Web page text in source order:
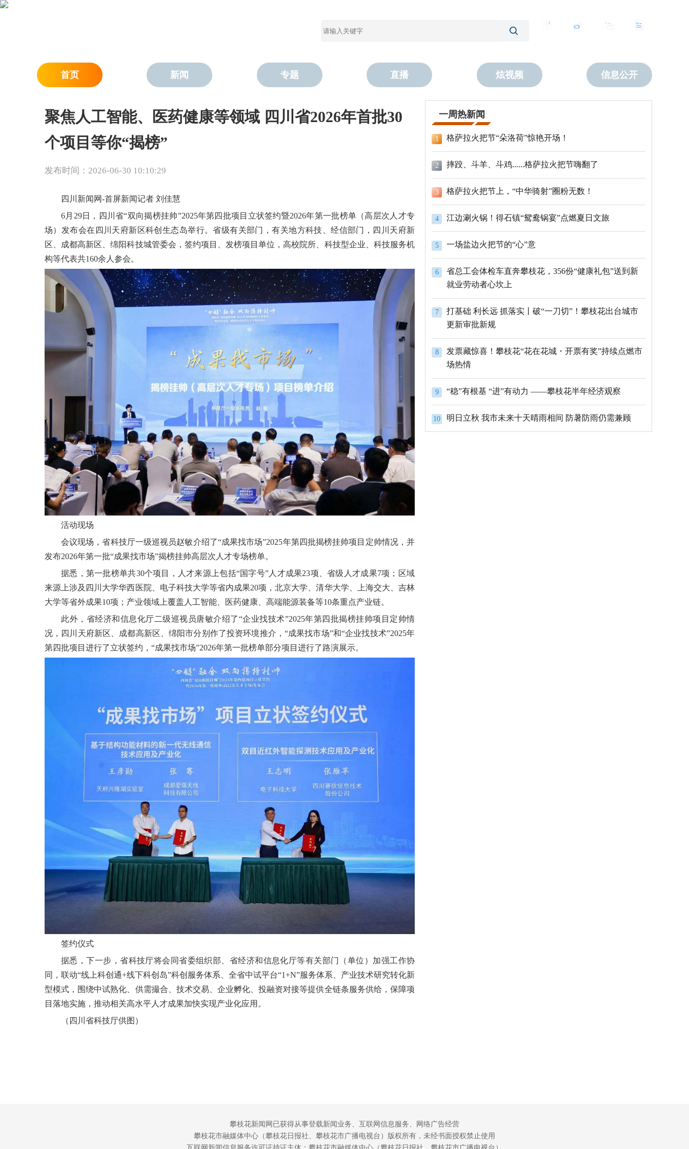
首页 新闻 专题 直播 炫视频 信息公开
聚焦人工智能、医药健康等领域 四川省2026年首批30
个项目等你“揭榜”
发布时间：2026-06-30 10:10:29
四川新闻网-首屏新闻记者 刘佳慧
6月29日，四川省“双向揭榜挂帅”2025年第四批项目立状签约暨2026年第一批榜单（高层次人才专
场）发布会在四川天府新区科创生态岛举行。省级有关部门，有关地方科技、经信部门，四川天府新
区、成都高新区、绵阳科技城管委会，签约项目、发榜项目单位，高校院所、科技型企业、科技服务机
构等代表共160余人参会。
活动现场
会议现场，省科技厅一级巡视员赵敏介绍了“成果找市场”2025年第四批揭榜挂帅项目定帅情况，并
发布2026年第一批“成果找市场”揭榜挂帅高层次人才专场榜单。
据悉，第一批榜单共30个项目，人才来源上包括“国字号”人才成果23项、省级人才成果7项；区域
来源上涉及四川大学华西医院、电子科技大学等省内成果20项，北京大学、清华大学、上海交大、吉林
大学等省外成果10项；产业领域上覆盖人工智能、医药健康、高端能源装备等10条重点产业链。
此外，省经济和信息化厅二级巡视员唐敏介绍了“企业找技术”2025年第四批揭榜挂帅项目定帅情
况，四川天府新区、成都高新区、绵阳市分别作了投资环境推介，“成果找市场”和“企业找技术”2025年
第四批项目进行了立状签约，“成果找市场”2026年第一批榜单部分项目进行了路演展示。
签约仪式
据悉，下一步，省科技厅将会同省委组织部、省经济和信息化厅等有关部门（单位）加强工作协
同，联动“线上科创通+线下科创岛”科创服务体系、全省中试平台“1+N”服务体系、产业技术研究转化新
型模式，围绕中试熟化、供需撮合、技术交易、企业孵化、投融资对接等提供全链条服务供给，保障项
目落地实施，推动相关高水平人才成果加快实现产业化应用。
（四川省科技厅供图）
一周热新闻
1 格萨拉火把节“朵洛荷”惊艳开场！
2 摔跤、斗羊、斗鸡......格萨拉火把节嗨翻了
3 格萨拉火把节上，“中华骑射”圈粉无数！
4 江边涮火锅！得石镇“鸳鸯锅宴”点燃夏日文旅
5 一场盐边火把节的“心”意
6
省总工会体检车直奔攀枝花，356份“健康礼包”送到新
就业劳动者心坎上
7
打基础 利长远 抓落实丨破“一刀切”！攀枝花出台城市
更新审批新规
8
发票藏惊喜！攀枝花“花在花城・开票有奖”持续点燃市
场热情
9 “稳”有根基 “进”有动力 ——攀枝花半年经济观察
10 明日立秋 我市未来十天晴雨相间 防暑防雨仍需兼顾
攀枝花新闻网已获得从事登载新闻业务、互联网信息服务、网络广告经营
攀枝花市融媒体中心（攀枝花日报社、攀枝花市广播电视台）版权所有，未经书面授权禁止使用